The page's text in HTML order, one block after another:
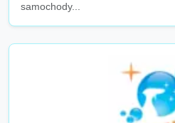
samochody...